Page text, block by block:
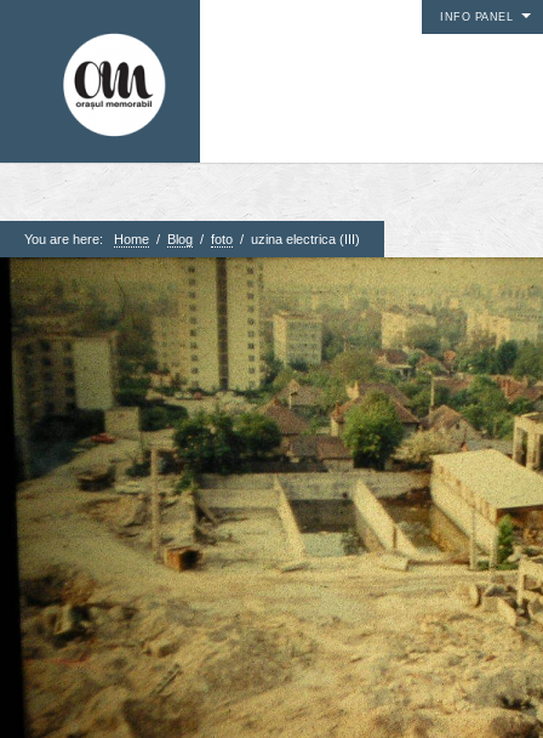
INFO PANEL
1. Pagini
Acasa
Contact
Contribuie si tu
Despre proiect
Din arhiva orasului
Editii anterioare
Panorame
2. Finantatori
You are here: Home / Blog / foto / uzina electrica (III)